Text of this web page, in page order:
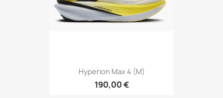
Hyperion Max 4 (M)
190,00 €